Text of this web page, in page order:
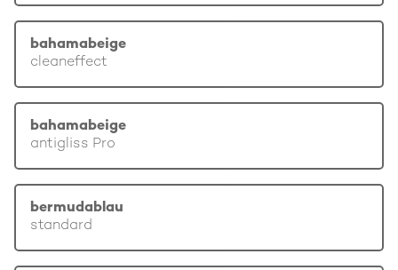
bahamabeige
cleaneffect
bahamabeige
antigliss Pro
bermudablau
standard